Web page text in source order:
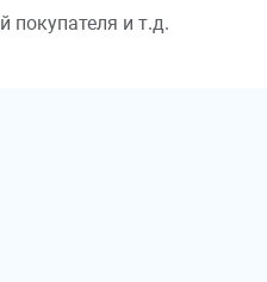
покупателя и т.д.